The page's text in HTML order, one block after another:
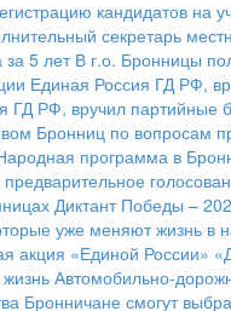
кандидатов на
секретарь
за 5 лет В г.о. Бронницы
Единая Россия ГД РФ,
ГД РФ, вручил партийные
Бронниц по вопросам
программа в
Диктант Победы –
уже меняют жизнь в
акция «Единой России»
Автомобильно-
Бронничане смогут